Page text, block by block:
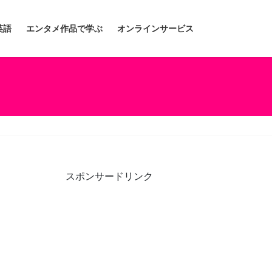
語 エンタメ作品で学ぶ オンラインサービス
スポンサードリンク